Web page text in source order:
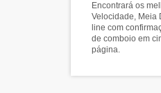
Encontrará os
Velocidade, Meia
line com
de comboio em
página.